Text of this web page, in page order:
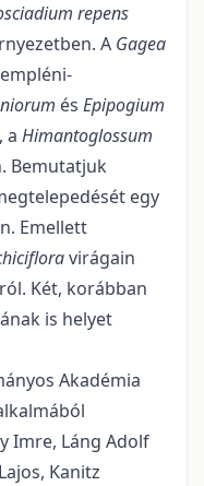
repens
A Gagea
és Epipogium
a Himantoglossum
Bemutatjuk
egy
Emel­lett
virágain
Két, koráb­ban
is helyet
Akadémia
Imre, Láng Adolf
Kanitz